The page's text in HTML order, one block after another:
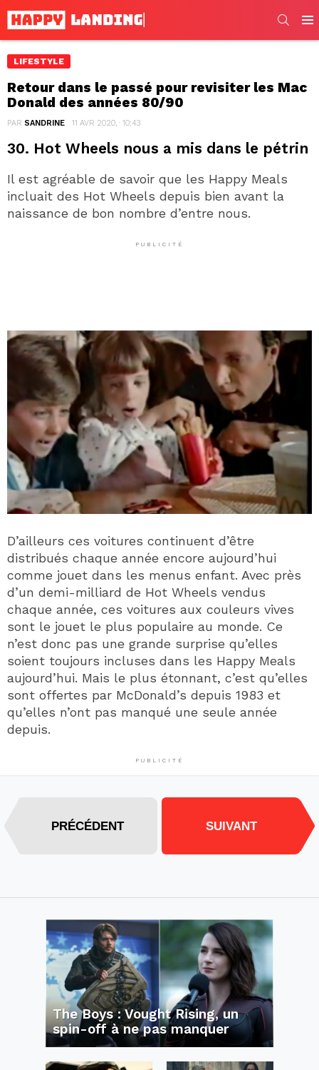
LIFESTYLE
Retour dans le passé pour revisiter les Mac
Donald des années 80/90
PAR SANDRINE 11 AVR 2020, · 10:43
30. Hot Wheels nous a mis dans le pétrin
Il est agréable de savoir que les Happy Meals
incluait des Hot Wheels depuis bien avant la
naissance de bon nombre d’entre nous.
PUBLICITÉ
D’ailleurs ces voitures continuent d’être
distribués chaque année encore aujourd’hui
comme jouet dans les menus enfant. Avec près
d’un demi-milliard de Hot Wheels vendus
chaque année, ces voitures aux couleurs vives
sont le jouet le plus populaire au monde. Ce
n’est donc pas une grande surprise qu’elles
soient toujours incluses dans les Happy Meals
aujourd’hui. Mais le plus étonnant, c’est qu’elles
sont offertes par McDonald’s depuis 1983 et
qu’elles n’ont pas manqué une seule année
depuis.
PUBLICITÉ
PRÉCÉDENT SUIVANT
The Boys : Vought Rising, un
spin-off à ne pas manquer